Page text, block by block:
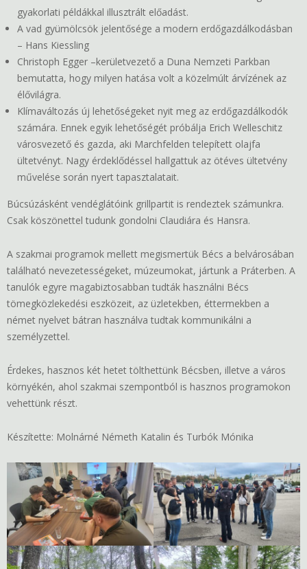
gyakorlati példákkal illusztrált előadást.
A vad gyümölcsök jelentősége a modern erdőgazdálkodásban
– Hans Kiessling
Christoph Egger –kerületvezető a Duna Nemzeti Parkban
bemutatta, hogy milyen hatása volt a közelmúlt árvízének az
élővilágra.
Klímaváltozás új lehetőségeket nyit meg az erdőgazdálkodók
számára. Ennek egyik lehetőségét próbálja Erich Welleschitz
városvezető és gazda, aki Marchfelden telepített olajfa
ültetvényt. Nagy érdeklődéssel hallgattuk az ötéves ültetvény
művelése során nyert tapasztalatait.
Búcsúzásként vendéglátóink grillpartit is rendeztek számunkra.
Csak köszönettel tudunk gondolni Claudiára és Hansra.
A szakmai programok mellett megismertük Bécs a belvárosában
található nevezetességeket, múzeumokat, jártunk a Práterben. A
tanulók egyre magabiztosabban tudták használni Bécs
tömegközlekedési eszközeit, az üzletekben, éttermekben a
német nyelvet bátran használva tudtak kommunikálni a
személyzettel.
Érdekes, hasznos két hetet tölthettünk Bécsben, illetve a város
környékén, ahol szakmai szempontból is hasznos programokon
vehettünk részt.
Készítette: Molnárné Németh Katalin és Turbók Mónika